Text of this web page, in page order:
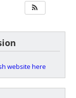
website here